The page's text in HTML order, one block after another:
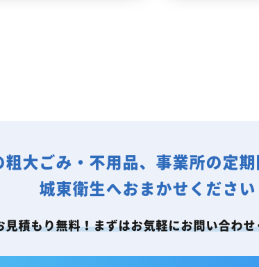
粗大ごみ・不用品、事業所の定
城東衛生へおまかせください
見積もり無料！まずはお気軽にお問い合わせ